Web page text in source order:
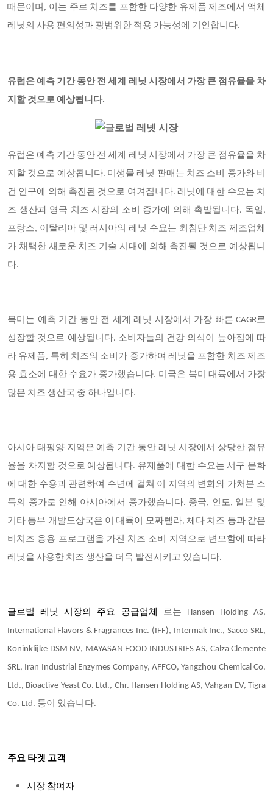
때문이며, 이는 주로 치즈를 포함한 다양한 유제품 제조에서 액체
레닛의 사용 편의성과 광범위한 적용 가능성에 기인합니다.
유럽은 예측 기간 동안 전 세계 레닛 시장에서 가장 큰 점유율을 차
지할 것으로 예상됩니다.
유럽은 예측 기간 동안 전 세계 레닛 시장에서 가장 큰 점유율을 차
지할 것으로 예상됩니다. 미생물 레닛 판매는 치즈 소비 증가와 비
건 인구에 의해 촉진된 것으로 여겨집니다. 레닛에 대한 수요는 치
즈 생산과 영국 치즈 시장의 소비 증가에 의해 촉발됩니다. 독일,
프랑스, 이탈리아 및 러시아의 레닛 수요는 최첨단 치즈 제조업체
가 채택한 새로운 치즈 기술 시대에 의해 촉진될 것으로 예상됩니
다.
북미는 예측 기간 동안 전 세계 레닛 시장에서 가장 빠른 CAGR로
성장할 것으로 예상됩니다. 소비자들의 건강 의식이 높아짐에 따
라 유제품, 특히 치즈의 소비가 증가하여 레닛을 포함한 치즈 제조
용 효소에 대한 수요가 증가했습니다. 미국은 북미 대륙에서 가장
많은 치즈 생산국 중 하나입니다.
아시아 태평양 지역은 예측 기간 동안 레닛 시장에서 상당한 점유
율을 차지할 것으로 예상됩니다. 유제품에 대한 수요는 서구 문화
에 대한 수용과 관련하여 수년에 걸쳐 이 지역의 변화와 가처분 소
득의 증가로 인해 아시아에서 증가했습니다. 중국, 인도, 일본 및
기타 동부 개발도상국은 이 대륙이 모짜렐라, 체다 치즈 등과 같은
비치즈 응용 프로그램을 가진 치즈 소비 지역으로 변모함에 따라
레닛을 사용한 치즈 생산을 더욱 발전시키고 있습니다.
글로벌 레닛 시장의 주요 공급업체 로는 Hansen Holding AS,
International Flavors & Fragrances Inc. (IFF), Intermak Inc., Sacco SRL,
Koninklijke DSM NV, MAYASAN FOOD INDUSTRIES AS, Calza Clemente
SRL, Iran Industrial Enzymes Company, AFFCO, Yangzhou Chemical Co.
Ltd., Bioactive Yeast Co. Ltd., Chr. Hansen Holding AS, Vahgan EV, Tigra
Co. Ltd. 등이 있습니다.
주요 타겟 고객
시장 참여자